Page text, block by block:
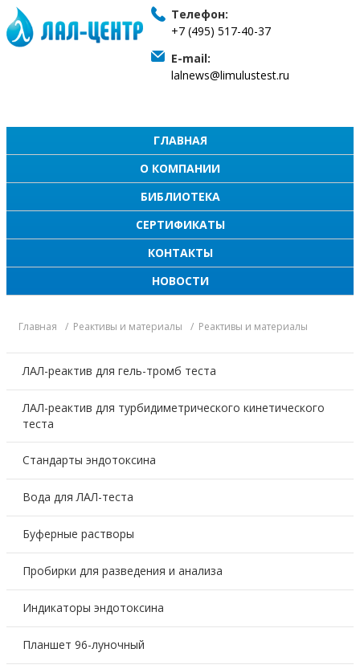
Телефон:
+7 (495) 517-40-37
E-mail:
lalnews@limulustest.ru
ГЛАВНАЯ
О КОМПАНИИ
БИБЛИОТЕКА
СЕРТИФИКАТЫ
КОНТАКТЫ
НОВОСТИ
Главная Реактивы и материалы Реактивы и материалы
ЛАЛ-реактив для гель-тромб теста
ЛАЛ-реактив для турбидиметрического кинетического
теста
Стандарты эндотоксина
Вода для ЛАЛ-теста
Буферные растворы
Пробирки для разведения и анализа
Индикаторы эндотоксина
Планшет 96-луночный